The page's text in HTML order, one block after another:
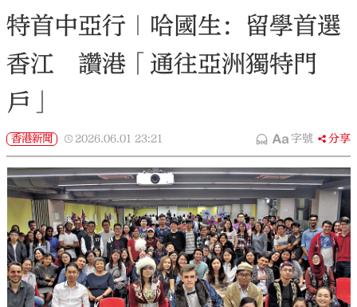
特首中亞行｜哈國生：留學首選
香江 讚港「通往亞洲獨特門
戶」
香港新聞 2026.06.01 23:21 字號 分享